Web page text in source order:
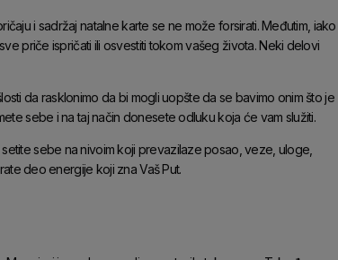
i sadržaj natalne karte se ne može forsirati. Međutim, iako
priče ispričati ili osvestiti tokom vašeg života. Neki delovi
da rasklonimo da bi mogli uopšte da se bavimo onim što je
sebe i na taj način donesete odluku koja će vam služiti.
sebe na nivoim koji prevazilaze posao, veze, uloge,
deo energije koji zna Vaš Put.